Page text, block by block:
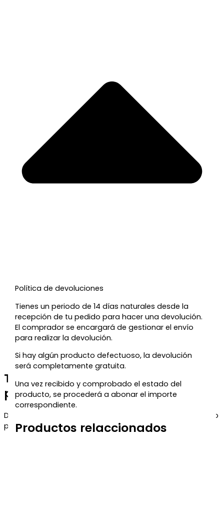
Política de devoluciones
Tienes un periodo de 14 días naturales desde la
recepción de tu pedido para hacer una devolución.
El comprador se encargará de gestionar el envío
para realizar la devolución.
Si hay algún producto defectuoso, la devolución
será completamente gratuita.
Una vez recibido y comprobado el estado del
producto, se procederá a abonar el importe
correspondiente.
Productos relaccionados
Te regalamos un 5% de descuento
para tu próxima compra
Déjanos tu correo y te enviaremos el código de descuento
para que puedas aprovecharlo en tu próximo pedido.